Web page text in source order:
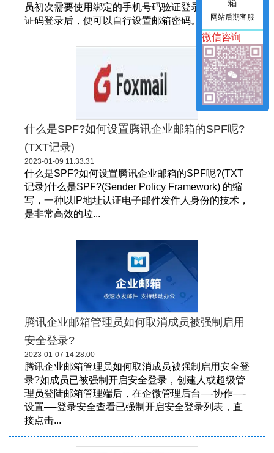
员初次需要使用绑定的手机号码验证登录，手机号验
证码登录后，便可以自行设置邮箱密码。...
什么是SPF?如何设置腾讯企业邮箱的SPF呢?
(TXT记录)
2023-01-09 11:33:31
什么是SPF?如何设置腾讯企业邮箱的SPF呢?(TXT
记录)什么是SPF?(Sender Policy Framework) 的缩
写，一种以IP地址认证电子邮件发件人身份的技术，
是非常高效的垃...
腾讯企业邮箱管理员如何取消成员被强制启用
安全登录?
2023-01-07 14:28:00
腾讯企业邮箱管理员如何取消成员被强制启用安全登
录?如成员已被强制开启安全登录，创建人或超级管
理员登陆邮箱管理端后，在企微管理后台—-协作—-
设置—-登录安全查看已强制开启安全登录列表，直
接点击...
网站后期客服
微信咨询